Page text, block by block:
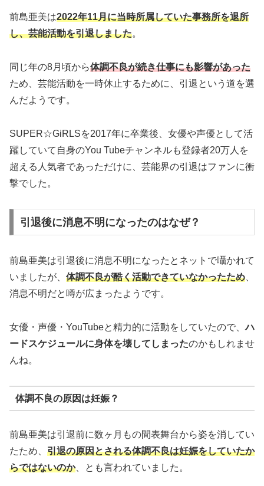
前島亜美は2022年11月に当時所属していた事務所を退所
し、芸能活動を引退しました。
同じ年の8月頃から体調不良が続き仕事にも影響があった
ため、芸能活動を一時休止するために、引退という道を選
んだようです。
SUPER☆GiRLSを2017年に卒業後、女優や声優として活
躍していて自身のYou Tubeチャンネルも登録者20万人を
超える人気者であっただけに、芸能界の引退はファンに衝
撃でした。
引退後に消息不明になったのはなぜ？
前島亜美は引退後に消息不明になったとネットで囁かれて
いましたが、 体調不良が酷く活動できていなかったため、
消息不明だと噂が広まったようです。
女優・声優・YouTubeと精力的に活動をしていたので、ハ
ードスケジュールに身体を壊してしまったのかもしれませ
んね。
体調不良の原因は妊娠？
前島亜美は引退前に数ヶ月もの間表舞台から姿を消してい
たため、 引退の原因とされる体調不良は妊娠をしていたか
らではないのか、とも言われていました。